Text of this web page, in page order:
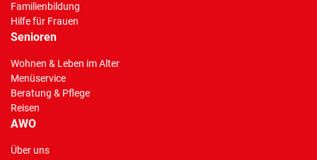
Familienbildung
Hilfe für Frauen
Senioren
Wohnen & Leben im Alter
Menüservice
Beratung & Pflege
Reisen
AWO
Über uns